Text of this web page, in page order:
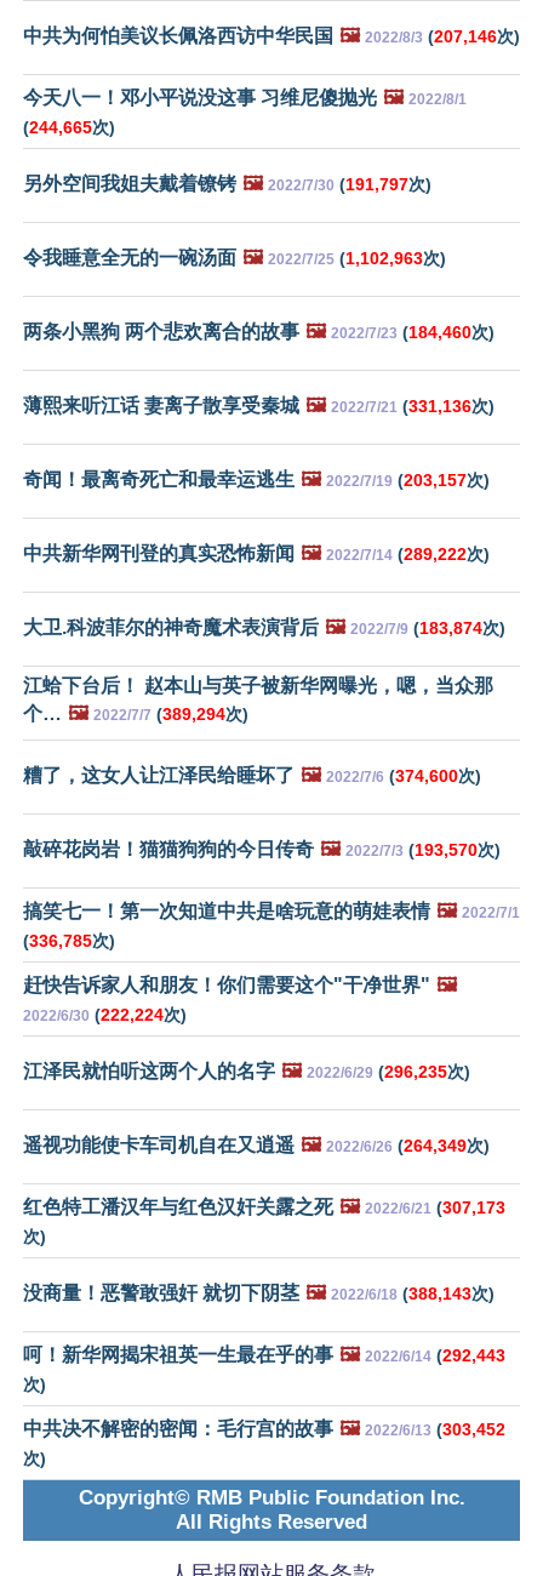
中共为何怕美议长佩洛西访中华民国 🖼️ 2022/8/3 (207,146次)
今天八一！邓小平说没这事 习维尼傻抛光 🖼️ 2022/8/1
(244,665次)
另外空间我姐夫戴着镣铐 🖼️ 2022/7/30 (191,797次)
令我睡意全无的一碗汤面 🖼️ 2022/7/25 (1,102,963次)
两条小黑狗 两个悲欢离合的故事 🖼️ 2022/7/23 (184,460次)
薄熙来听江话 妻离子散享受秦城 🖼️ 2022/7/21 (331,136次)
奇闻！最离奇死亡和最幸运逃生 🖼️ 2022/7/19 (203,157次)
中共新华网刊登的真实恐怖新闻 🖼️ 2022/7/14 (289,222次)
大卫.科波菲尔的神奇魔术表演背后 🖼️ 2022/7/9 (183,874次)
江蛤下台后！ 赵本山与英子被新华网曝光，嗯，当众那
个… 🖼️ 2022/7/7 (389,294次)
糟了，这女人让江泽民给睡坏了 🖼️ 2022/7/6 (374,600次)
敲碎花岗岩！猫猫狗狗的今日传奇 🖼️ 2022/7/3 (193,570次)
搞笑七一！第一次知道中共是啥玩意的萌娃表情 🖼️ 2022/7/1
(336,785次)
赶快告诉家人和朋友！你们需要这个"干净世界" 🖼️
2022/6/30 (222,224次)
江泽民就怕听这两个人的名字 🖼️ 2022/6/29 (296,235次)
遥视功能使卡车司机自在又逍遥 🖼️ 2022/6/26 (264,349次)
红色特工潘汉年与红色汉奸关露之死 🖼️ 2022/6/21 (307,173
次)
没商量！恶警敢强奸 就切下阴茎 🖼️ 2022/6/18 (388,143次)
呵！新华网揭宋祖英一生最在乎的事 🖼️ 2022/6/14 (292,443
次)
中共决不解密的密闻：毛行宫的故事 🖼️ 2022/6/13 (303,452
次)
Copyright© RMB Public Foundation Inc.
All Rights Reserved